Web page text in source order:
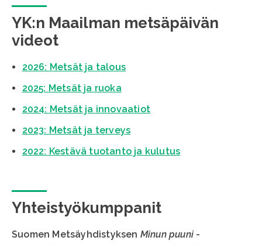
YK:n Maailman metsäpäivän
videot
2026: Metsät ja talous
2025: Metsät ja ruoka
2024: Metsät ja innovaatiot
2023: Metsät ja terveys
2022: Kestävä tuotanto ja kulutus
Yhteistyökumppanit
Suomen Metsäyhdistyksen Minun puuni -